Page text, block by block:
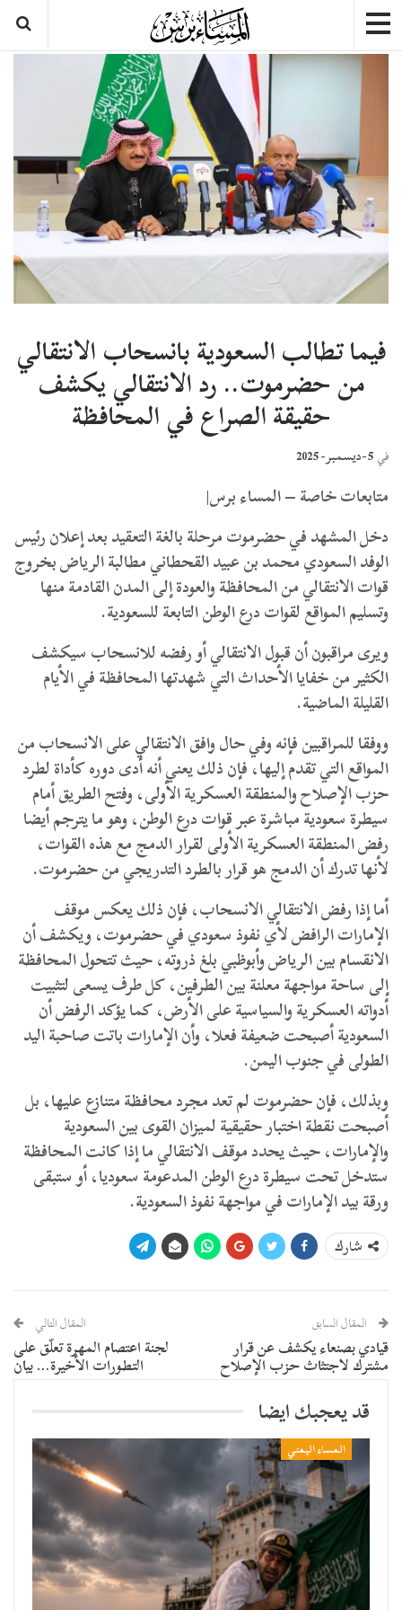
فيما تطالب السعودية بانسحاب الانتقالي
من حضرموت.. رد الانتقالي يكشف
حقيقة الصراع في المحافظة
في 5-ديسمبر- 2025
متابعات خاصة – المساء برس|
دخل المشهد في حضرموت مرحلة بالغة التعقيد بعد إعلان رئيس
الوفد السعودي محمد بن عبيد القحطاني مطالبة الرياض بخروج
قوات الانتقالي من المحافظة والعودة إلى المدن القادمة منها
وتسليم المواقع لقوات درع الوطن التابعة للسعودية.
ويرى مراقبون أن قبول الانتقالي أو رفضه للانسحاب سيكشف
الكثير من خفايا الأحداث التي شهدتها المحافظة في الأيام
القليلة الماضية.
ووفقا للمراقبين فإنه وفي حال وافق الانتقالي على الانسحاب من
المواقع التي تقدم إليها، فإن ذلك يعني أنه أدى دوره كأداة لطرد
حزب الإصلاح والمنطقة العسكرية الأولى، وفتح الطريق أمام
سيطرة سعودية مباشرة عبر قوات درع الوطن، وهو ما يترجم أيضا
رفض المنطقة العسكرية الأولى لقرار الدمج مع هذه القوات،
لأنها تدرك أن الدمج هو قرار بالطرد التدريجي من حضرموت.
أما إذا رفض الانتقالي الانسحاب، فإن ذلك يعكس موقف
الإمارات الرافض لأي نفوذ سعودي في حضرموت، ويكشف أن
الانقسام بين الرياض وأبوظبي بلغ ذروته، حيث تتحول المحافظة
إلى ساحة مواجهة معلنة بين الطرفين، كل طرف يسعى لتثبيت
أدواته العسكرية والسياسية على الأرض، كما يؤكد الرفض أن
السعودية أصبحت ضعيفة فعلا، وأن الإمارات باتت صاحبة اليد
الطولى في جنوب اليمن.
وبذلك، فإن حضرموت لم تعد مجرد محافظة متنازع عليها، بل
أصبحت نقطة اختبار حقيقية لميزان القوى بين السعودية
والإمارات، حيث يحدد موقف الانتقالي ما إذا كانت المحافظة
ستدخل تحت سيطرة درع الوطن المدعومة سعوديا، أو ستبقى
ورقة بيد الإمارات في مواجهة نفوذ السعودية.
شارك
المقال السابق
قيادي بصنعاء يكشف عن قرار
مشترك لاجتثاث حزب الإصلاح
المقال التالي
لجنة اعتصام المهرة تعلّق على
التطورات الأخيرة… بيان
قد يعجبك ايضا
المساء اليمني